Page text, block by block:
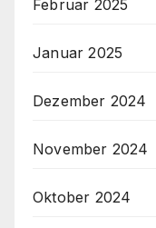
Februar 2025
Januar 2025
Dezember 2024
November 2024
Oktober 2024